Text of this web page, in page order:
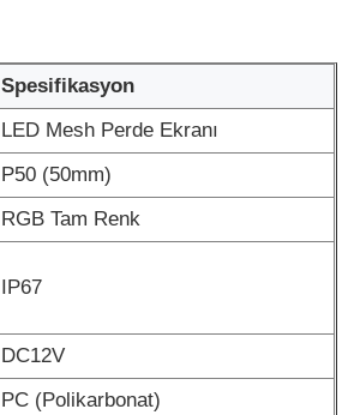
Spesifikasyon
LED Mesh Perde Ekranı
P50 (50mm)
RGB Tam Renk
IP67
DC12V
PC (Polikarbonat)